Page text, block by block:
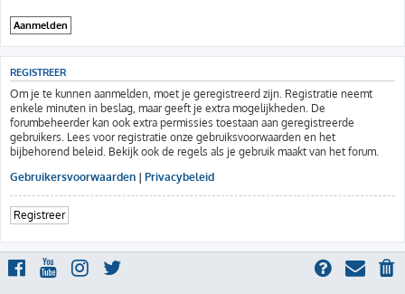
REGISTREER
Om je te kunnen aanmelden, moet je geregistreerd zijn. Registratie neemt
enkele minuten in beslag, maar geeft je extra mogelijkheden. De
forumbeheerder kan ook extra permissies toestaan aan geregistreerde
gebruikers. Lees voor registratie onze gebruiksvoorwaarden en het
bijbehorend beleid. Bekijk ook de regels als je gebruik maakt van het forum.
Gebruikersvoorwaarden | Privacybeleid
Registreer